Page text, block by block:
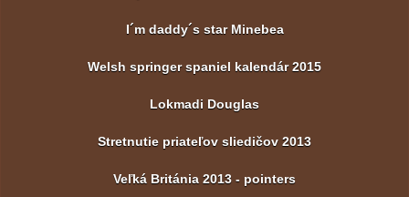
I´m daddy´s star Minebea
Welsh springer spaniel kalendár 2015
Lokmadi Douglas
Stretnutie priateľov sliedičov 2013
Veľká Británia 2013 - pointers